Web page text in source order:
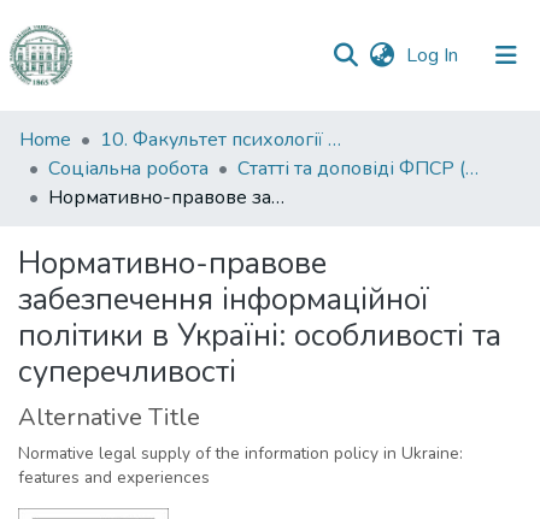
Log In (current)
Communities
&
Collections
Statistics
Home
10. Факультет психології та соціальної роботи
Соціальна робота
Статті та доповіді ФПСР (Соціальна робота)
Нормативно-правове забезпечення інформаційної політики в Україні: особливості та суперечливості
Нормативно-правове
забезпечення інформаційної
політики в Україні: особливості та
суперечливості
Alternative Title
Normative legal supply of the information policy in Ukraine:
features and experiences